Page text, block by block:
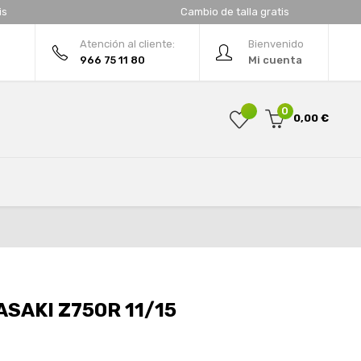
Cambio de talla gratis
Bienvenido
Mi cuenta
Atención al cliente:
966 75 11 80
0
0,00 €
Z750R 11/15